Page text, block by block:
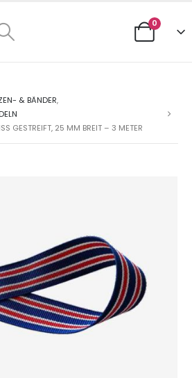
0
& BÄNDER,
GESTREIFT, 25 MM BREIT – 3 METER